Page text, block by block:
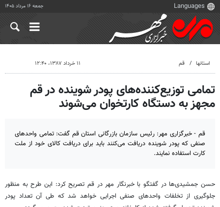
جمعه ۱۶ مرداد ۱۴۰۵
استانها قم ۱۱ خرداد ۱۳۸۷، ۱۲:۴۰
تمامی توزیع‌کننده‌های پودر شوینده در قم
مجهز به دستگاه کارتخوان می‌شوند
قم - خبرگزاری مهر: رئیس سازمان بازرگانی استان قم گفت: تمامی واحدهای
صنفی که پودر شوینده دریافت می‌کنند باید برای دریافت کالای خود از ملت
کارت استفاده نمایند.
حسن جمشیدی‌ها در گفتگو با خبرنگار مهر در قم تصریح کرد: این طرح به منظور
جلوگیری از تخلفات واحدهای صنفی اجرایی خواهد شد که طی آن تعداد پودر